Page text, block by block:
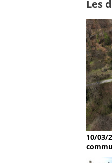
Les
10/03/